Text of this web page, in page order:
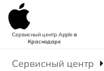
Сервисный центр Appleв
Краснодаре
Сервисный центр